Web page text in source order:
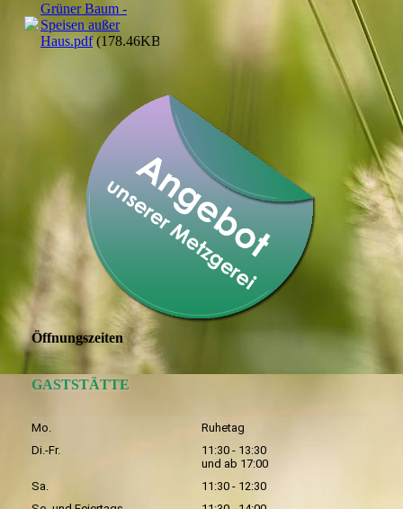
Grüner Baum -
Speisen außer
Haus.pdf(178.46KB)
Öffnungszeiten
GASTSTÄTTE
Mo.
Ruhetag
Di.-Fr.
11:30 - 13:30
und ab 17:00
Sa.
11:30 - 12:30